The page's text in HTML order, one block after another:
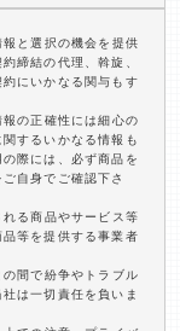
と選択の機会を提供
締結の代理、斡旋、
にいかなる関与もす
の正確性には細心の
するいかなる情報も
際には、必ず商品を
自身でご確認下さ
る商品やサービス等
等を提供する事業者
間で紛争やトラブル
は一切責任を負いま